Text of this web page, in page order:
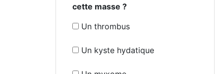
cette masse ?
Un thrombus
Un kyste hydatique